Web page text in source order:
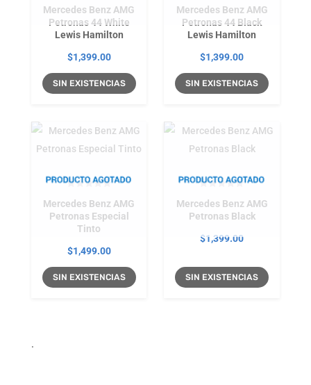
Mercedes Benz AMG
Petronas 44 White
Lewis Hamilton
$1,399.00
SIN EXISTENCIAS
Mercedes Benz AMG
Petronas 44 Black
Lewis Hamilton
$1,399.00
SIN EXISTENCIAS
Mercedes Benz AMG
Petronas Especial
Tinto
$1,499.00
SIN EXISTENCIAS
Mercedes Benz AMG
Petronas Black
$1,399.00
SIN EXISTENCIAS
.